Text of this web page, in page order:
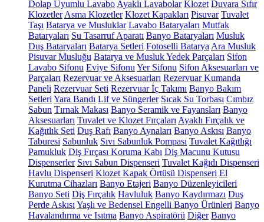
Dolap Uyumlu Lavabo Ayaklı Lavabolar Klozet Duvara Sıfır
Klozetler Asma Klozetler Klozet Kapakları Pisuvar Tuvalet
Taşı Batarya ve Musluklar Lavabo Bataryaları Mutfak
Bataryaları Su Tasarruf Aparatı Banyo Bataryaları Musluk
Duş Bataryaları Batarya Setleri Fotoselli Batarya Ara Musluk
Pisuvar Musluğu Batarya ve Musluk Yedek Parçaları Sifon
Lavabo Sifonu Eviye Sifonu Yer Sifonu Sifon Aksesuarları ve
Parçaları Rezervuar ve Aksesuarları Rezervuar Kumanda
Paneli Rezervuar Seti Rezervuar İç Takımı Banyo Bakım
Setleri Yara Bandı Lif ve Süngerler Sıcak Su Torbası Cımbız
Sabun Tırnak Makası Banyo Seramik ve Fayansları Banyo
Aksesuarları Tuvalet ve Klozet Fırçaları Ayaklı Fırçalık ve
Kağıtlık Seti Duş Rafı Banyo Aynaları Banyo Askısı Banyo
Taburesi Sabunluk Sıvı Sabunluk Pompası Tuvalet Kağıtlığı
Pamukluk Diş Fırçası Koruma Kabı Diş Macunu Kutusu
Dispenserler Sıvı Sabun Dispenseri Tuvalet Kağıdı Dispenseri
Havlu Dispenseri Klozet Kapak Örtüsü Dispenseri El
Kurutma Cihazları Banyo Etajeri Banyo Düzenleyicileri
Banyo Seti Diş Fırçalık Havluluk Banyo Kaydırmazı Duş
Perde Askısı Yaşlı ve Bedensel Engelli Banyo Ürünleri Banyo
Havalandırma ve Isıtma Banyo Aspiratörü Diğer Banyo